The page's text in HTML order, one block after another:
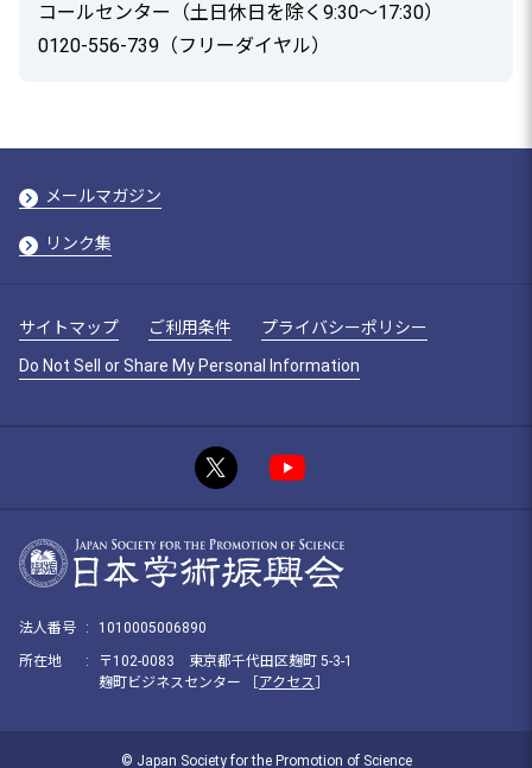
コールセンター（土日休日を除く9:30～17:30）
0120-556-739（フリーダイヤル）
メールマガジン
リンク集
サイトマップ ご利用条件
プライバシーポリシー
Do Not Sell or Share My Personal Information
法人番号 :
1010005006890
所在地
:
〒102-0083 東京都千代田区麹町 5-3-1
麹町ビジネスセンター ［ アクセス
© Japan Society for the Promotion of Science